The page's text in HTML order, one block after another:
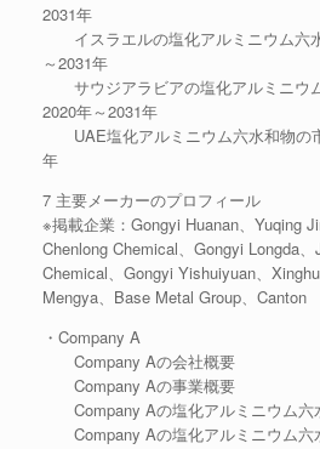
2031年
イスラエルの塩化アルミニウム六
～2031年
サウジアラビアの塩化アルミニウム
2020年～2031年
UAE塩化アルミニウム六水和物の
年
7 主要メーカーのプロフィール
※掲載企業：Gongyi Huanan、Yuqing
Chenlong Chemical、Gongyi Longda
Chemical、Gongyi Yishuiyuan、
Mengya、Base Metal Group、Canton
・Company A
Company Aの会社概要
Company Aの事業概要
Company Aの塩化アルミニウム六
Company Aの塩化アルミニウム六